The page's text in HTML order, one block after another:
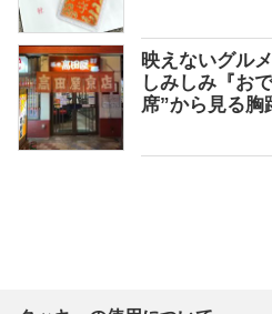
映えないグル
しみしみ『お
席”から見る胸